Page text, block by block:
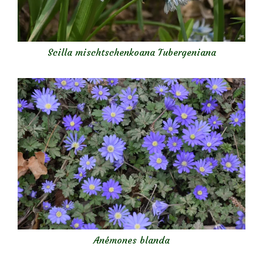
Scilla mischtschenkoana Tubergeniana
Anémones blanda